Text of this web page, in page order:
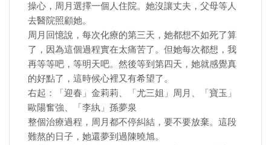
操心，周月選擇一個人住院。她沒讓丈夫，父母等人
去醫院照顧她。
周月回憶說，每次化療的第三天，她都想不如死了算
了，因為這個過程實在太痛苦了。但她每次都想，我
再等等吧，等明天吧。然後等到第四天，她就感覺真
的好點了，這時候心裡又有希望了。
右起：「迎春」金莉莉、「尤三姐」周月、「寶玉」
歐陽奮強、「李紈」孫夢泉
​整個治療過程，周月都不停糾結，要不要放棄。這段
難熬的日子，她還夢到過陳曉旭。